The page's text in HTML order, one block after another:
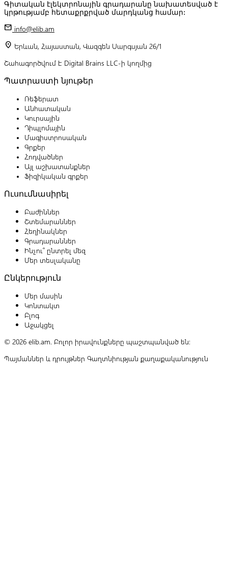
Գիտական էլեկտրոնային գրադարանը նախատեսված է
կրթությամբ հետաքրքրված մարդկանց համար:
mail info@elib.am
location_on Երևան, Հայաստան, Վազգեն Սարգսյան 26/1
Շահագործվում է Digital Brains LLC-ի կողմից
Պատրաստի նյութեր
Ռեֆերատ
Անհատական
Կուրսային
Դիպլոմային
Մագիստրոսական
Գրքեր
Հոդվածներ
Այլ աշխատանքներ
Ֆիզիկական գրքեր
Ուսումնասիրել
Բաժիններ
Շտեմարաններ
Հեղինակներ
Գրադարաններ
Ինչու՞ ընտրել մեզ
Մեր տեսլականը
Ընկերություն
Մեր մասին
Կոնտակտ
Բլոգ
Աջակցել
© 2026 elib.am. Բոլոր իրավունքները պաշտպանված են:
Պայմաններ և դրույթներ Գաղտնիության քաղաքականություն